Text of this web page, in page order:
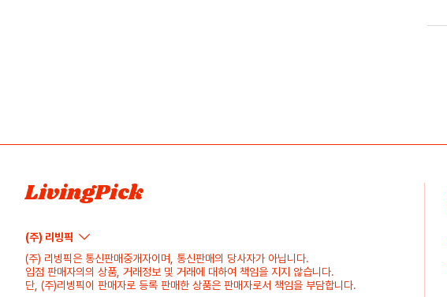
LivingPick
(주) 리빙픽
(주) 리빙픽은 통신판매중개자이며, 통신판매의 당사자가 아닙니다.
입점 판매자의의 상품, 거래정보 및 거래에 대하여 책임을 지지 않습니다.
단, (주)리빙픽이 판매자로 등록 판매한 상품은 판매자로서 책임을 부담합니다.